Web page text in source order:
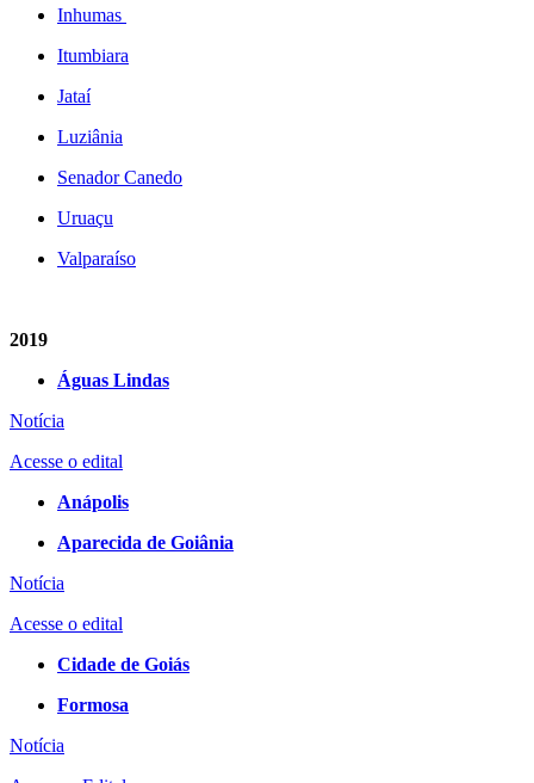
Inhumas
Itumbiara
Jataí
Luziânia
Senador Canedo
Uruaçu
Valparaíso
2019
Águas Lindas
Notícia
Acesse o edital
Anápolis
Aparecida de Goiânia
Notícia
Acesse o edital
Cidade de Goiás
Formosa
Notícia